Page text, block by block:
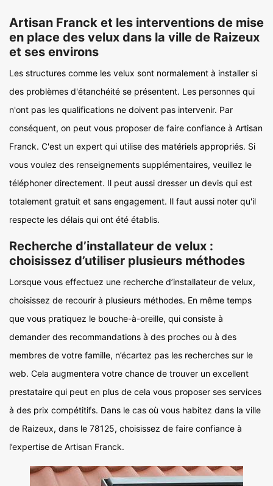
Artisan Franck et les interventions de mise
en place des velux dans la ville de Raizeux
et ses environs
Les structures comme les velux sont normalement à installer si
des problèmes d'étanchéité se présentent. Les personnes qui
n'ont pas les qualifications ne doivent pas intervenir. Par
conséquent, on peut vous proposer de faire confiance à Artisan
Franck. C'est un expert qui utilise des matériels appropriés. Si
vous voulez des renseignements supplémentaires, veuillez le
téléphoner directement. Il peut aussi dresser un devis qui est
totalement gratuit et sans engagement. Il faut aussi noter qu'il
respecte les délais qui ont été établis.
Recherche d’installateur de velux :
choisissez d’utiliser plusieurs méthodes
Lorsque vous effectuez une recherche d’installateur de velux,
choisissez de recourir à plusieurs méthodes. En même temps
que vous pratiquez le bouche-à-oreille, qui consiste à
demander des recommandations à des proches ou à des
membres de votre famille, n’écartez pas les recherches sur le
web. Cela augmentera votre chance de trouver un excellent
prestataire qui peut en plus de cela vous proposer ses services
à des prix compétitifs. Dans le cas où vous habitez dans la ville
de Raizeux, dans le 78125, choisissez de faire confiance à
l’expertise de Artisan Franck.